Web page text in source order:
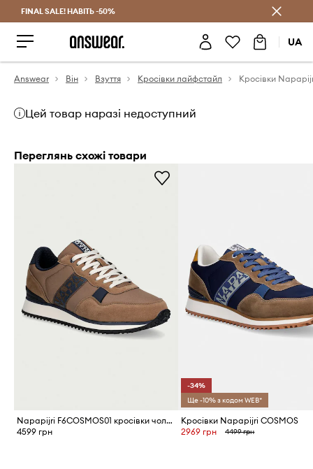
Заощаджуй з Answear Club
FINAL SALE! НАВІТЬ -50%
UA
Answear Він Взуття Кросівки лайфстайл Кросівки
Цей товар наразі недоступний
Переглянь схожі товари
Napapijri F6COSMOS01 кросівки чоловічі
4599 грн
-34%
Ще -10% з кодом WEB*
Кросівки Napapijri COSMOS
2969 грн
4499 грн